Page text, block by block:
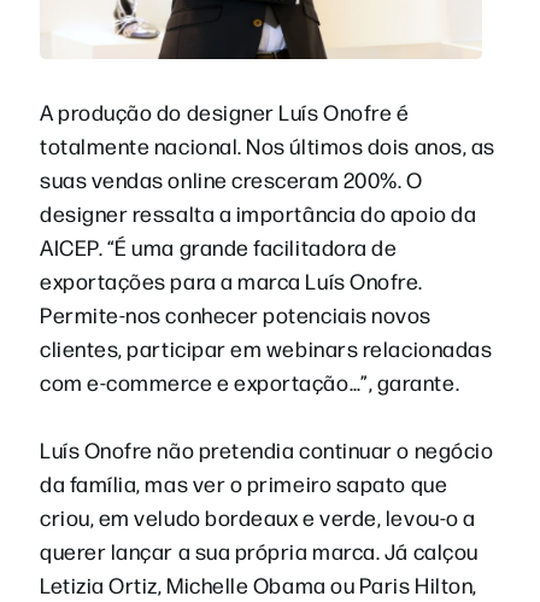
A produção do designer Luís Onofre é
totalmente nacional. Nos últimos dois anos, as
suas vendas online cresceram 200%. O
designer ressalta a importância do apoio da
AICEP. “É uma grande facilitadora de
exportações para a marca Luís Onofre.
Permite-nos conhecer potenciais novos
clientes, participar em webinars relacionadas
com e-commerce e exportação…”, garante.
Luís Onofre não pretendia continuar o negócio
da família, mas ver o primeiro sapato que
criou, em veludo bordeaux e verde, levou-o a
querer lançar a sua própria marca. Já calçou
Letizia Ortiz, Michelle Obama ou Paris Hilton,